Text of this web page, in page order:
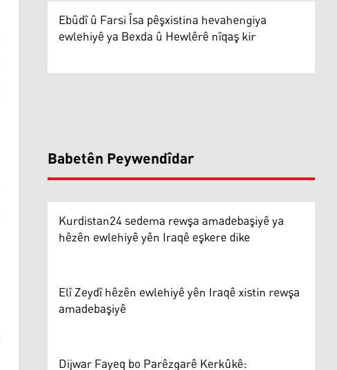
Ebûdî û Farsi Îsa pêşxistina hevahengiya
ewlehiyê ya Bexda û Hewlêrê nîqaş kir
Babetên Peywendîdar
Kurdistan24 sedema rewşa amadebaşiyê ya
hêzên ewlehiyê yên Iraqê eşkere dike
Elî Zeydî hêzên ewlehiyê yên Iraqê xistin rewşa
amadebaşiyê
Dijwar Fayeq bo Parêzgarê Kerkûkê: